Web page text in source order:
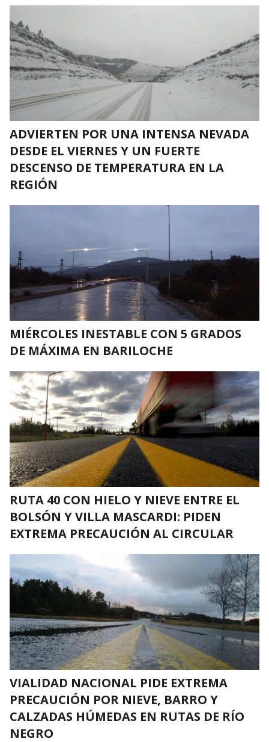
ADVIERTEN POR UNA INTENSA NEVADA
DESDE EL VIERNES Y UN FUERTE
DESCENSO DE TEMPERATURA EN LA
REGIÓN
MIÉRCOLES INESTABLE CON 5 GRADOS
DE MÁXIMA EN BARILOCHE
RUTA 40 CON HIELO Y NIEVE ENTRE EL
BOLSÓN Y VILLA MASCARDI: PIDEN
EXTREMA PRECAUCIÓN AL CIRCULAR
VIALIDAD NACIONAL PIDE EXTREMA
PRECAUCIÓN POR NIEVE, BARRO Y
CALZADAS HÚMEDAS EN RUTAS DE RÍO
NEGRO